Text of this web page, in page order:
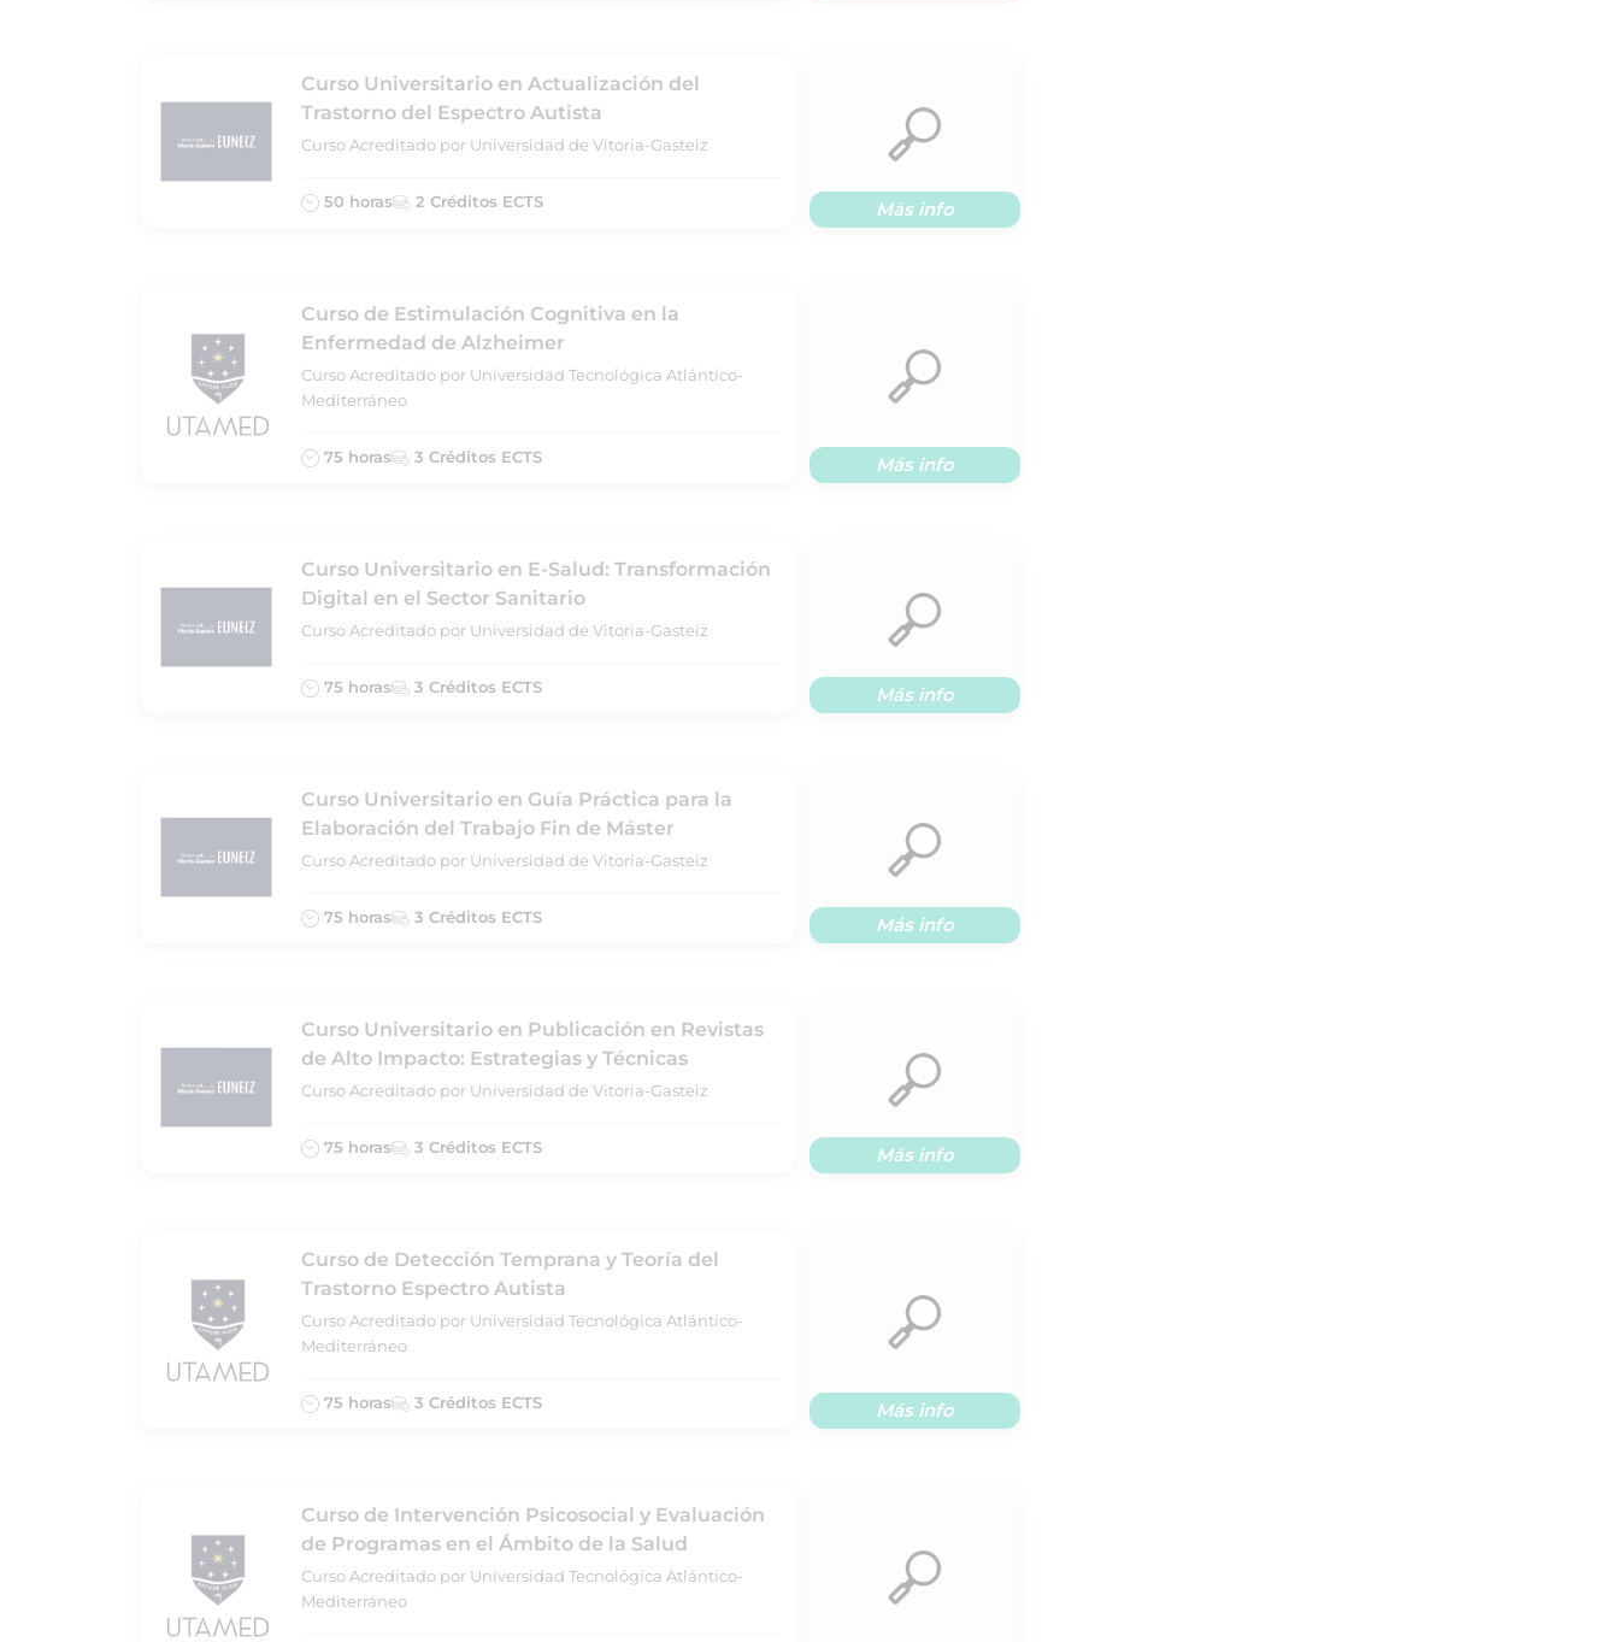
Curso Universitario en Actualización del
Trastorno del Espectro Autista
Curso Acreditado por Universidad de Vitoria-Gasteiz
50 horas 2 Créditos ECTS Más info
Curso de Estimulación Cognitiva en la
Enfermedad de Alzheimer
Curso Acreditado por Universidad Tecnológica Atlántico-
Mediterráneo
75 horas 3 Créditos ECTS Más info
Curso Universitario en E-Salud: Transformación
Digital en el Sector Sanitario
Curso Acreditado por Universidad de Vitoria-Gasteiz
75 horas 3 Créditos ECTS Más info
Curso Universitario en Guía Práctica para la
Elaboración del Trabajo Fin de Máster
Curso Acreditado por Universidad de Vitoria-Gasteiz
75 horas 3 Créditos ECTS Más info
Curso Universitario en Publicación en Revistas
de Alto Impacto: Estrategias y Técnicas
Curso Acreditado por Universidad de Vitoria-Gasteiz
75 horas 3 Créditos ECTS Más info
Curso de Detección Temprana y Teoría del
Trastorno Espectro Autista
Curso Acreditado por Universidad Tecnológica Atlántico-
Mediterráneo
75 horas 3 Créditos ECTS Más info
Curso de Intervención Psicosocial y Evaluación
de Programas en el Ámbito de la Salud
Curso Acreditado por Universidad Tecnológica Atlántico-
Mediterráneo